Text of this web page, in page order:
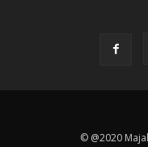
© @2020